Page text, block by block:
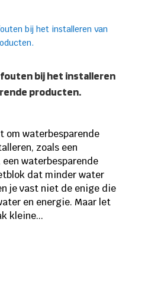
bij het installeren
producten.
om waterbesparende
zoals een
waterbesparende
dat minder water
je vast niet de enige die
en energie. Maar let
kleine...